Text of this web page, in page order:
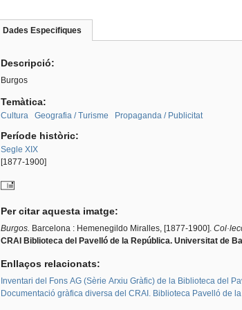
Dades Especifiques
activa)
Descripció:
Burgos
Temàtica:
Cultura Geografia / Turisme Propaganda / Publicitat
Període històric:
Segle XIX
[1877-1900]
Per citar aquesta imatge:
Burgos. Barcelona : Hemenegildo Miralles, [1877-1900].
CRAI Biblioteca del Pavelló de la República. Universitat de
Enllaços relacionats:
Inventari del Fons AG (Sèrie Arxiu Gràfic) de la Biblioteca del
Documentació gràfica diversa del CRAI. Biblioteca Pavelló de